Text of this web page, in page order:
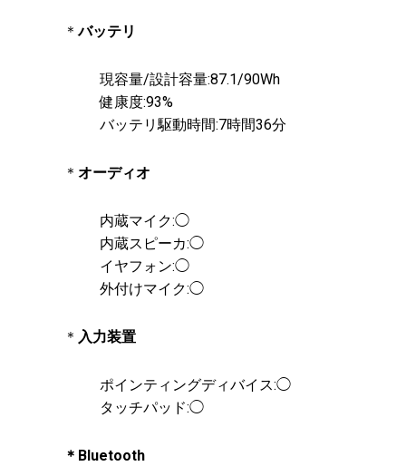
＊バッテリ
現容量/設計容量:87.1/90Wh
健康度:93%
バッテリ駆動時間:7時間36分
＊ オーディオ
内蔵マイク:◯
内蔵スピーカ:◯
イヤフォン:◯
外付けマイク:◯
＊ 入力装置
ポインティングディバイス:◯
タッチパッド:◯
＊Bluetooth